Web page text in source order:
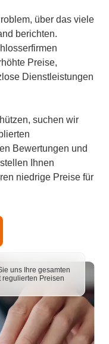
über das viele
berichten.
Preise,
Dienstleistungen
suchen wir
Bewertungen und
Ihnen
niedrige Preise für
uns Ihre gesamten
regulierten Preisen